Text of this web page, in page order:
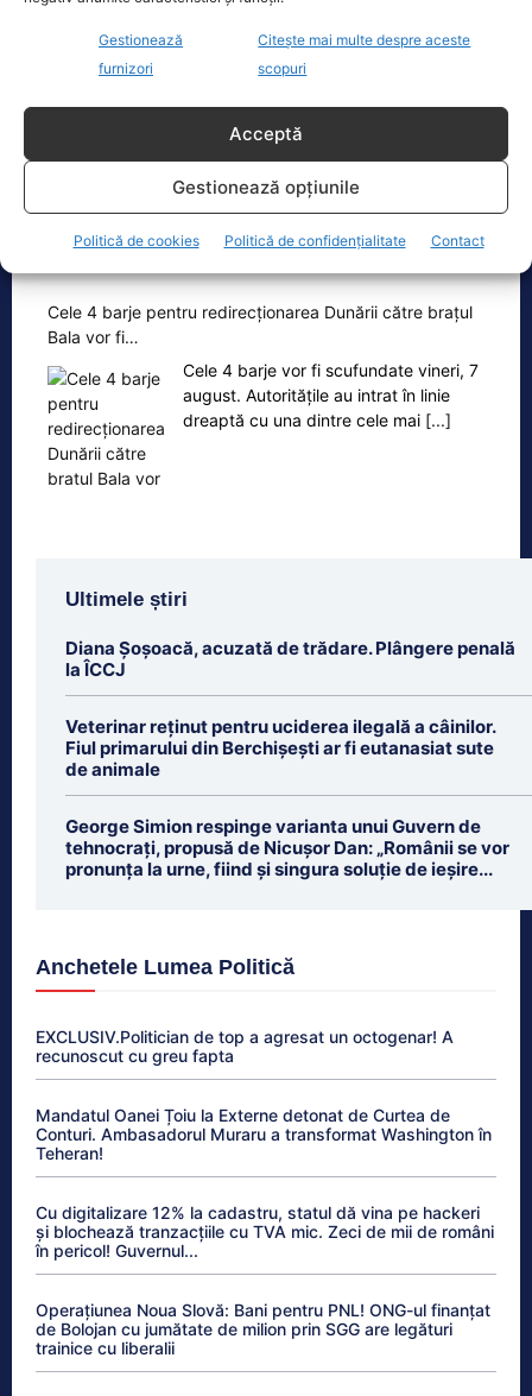
Gestionează
furnizori
Citește mai multe despre aceste
scopuri
Acceptă
Gestionează opțiunile
Politică de cookies Politică de confidențialitate Contact
cheltuielile şi dacă nu mai trimite…
Fostul premier Victor Ponta a făcut o
serie de comentarii referitoare la
e următoarea. Oprești
Oficiul de Știri
Cele 4 barje pentru redirecționarea Dunării către brațul
Bala vor fi…
Cele 4 barje vor fi scufundate vineri, 7
august. Autoritățile au intrat în linie
dreaptă cu una dintre cele mai [...]
Ultimele știri
Diana Șoșoacă, acuzată de trădare. Plângere penală
la ÎCCJ
Veterinar reținut pentru uciderea ilegală a câinilor.
Fiul primarului din Berchișești ar fi eutanasiat sute
de animale
George Simion respinge varianta unui Guvern de
tehnocrați, propusă de Nicușor Dan: „Românii se vor
pronunța la urne, fiind și singura soluție de ieșire...
Anchetele Lumea Politică
EXCLUSIV.Politician de top a agresat un octogenar! A
recunoscut cu greu fapta
Mandatul Oanei Țoiu la Externe detonat de Curtea de
Conturi. Ambasadorul Muraru a transformat Washington în
Teheran!
Cu digitalizare 12% la cadastru, statul dă vina pe hackeri
și blochează tranzacțiile cu TVA mic. Zeci de mii de români
în pericol! Guvernul...
Operațiunea Noua Slovă: Bani pentru PNL! ONG-ul finanțat
de Bolojan cu jumătate de milion prin SGG are legături
trainice cu liberalii